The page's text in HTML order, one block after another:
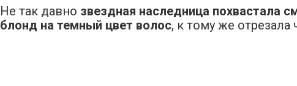
Не так давно звездная наследница похвастала
блонд на темный цвет волос, к тому же отрезала